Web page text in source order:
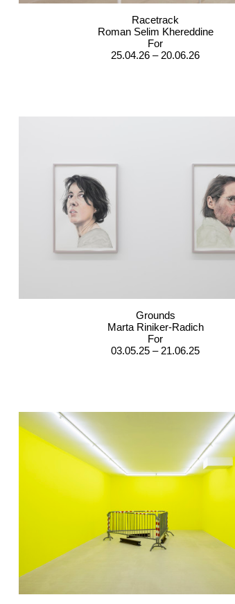
Racetrack
Roman Selim Khereddine
For
25.04.26 – 20.06.26
Grounds
Marta Riniker-Radich
For
03.05.25 – 21.06.25